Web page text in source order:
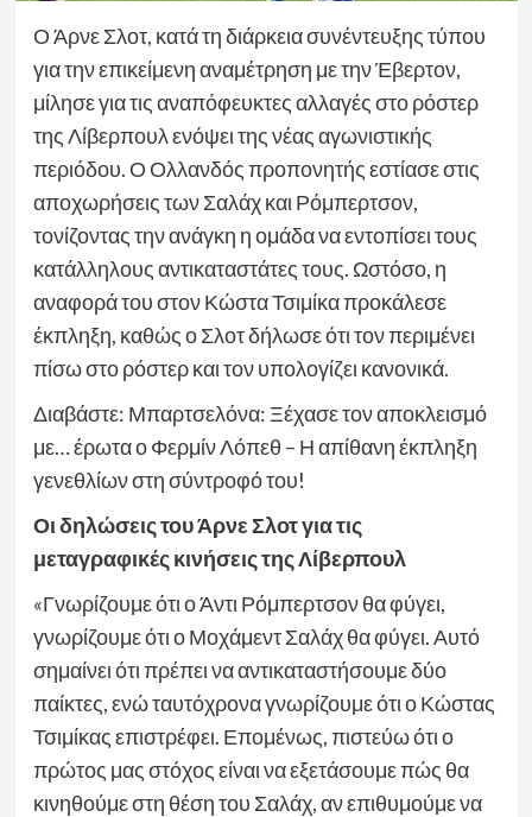
Ο Άρνε Σλοτ, κατά τη διάρκεια συνέντευξης τύπου
για την επικείμενη αναμέτρηση με την Έβερτον,
μίλησε για τις αναπόφευκτες αλλαγές στο ρόστερ
της Λίβερπουλ ενόψει της νέας αγωνιστικής
περιόδου. Ο Ολλανδός προπονητής εστίασε στις
αποχωρήσεις των Σαλάχ και Ρόμπερτσον,
τονίζοντας την ανάγκη η ομάδα να εντοπίσει τους
κατάλληλους αντικαταστάτες τους. Ωστόσο, η
αναφορά του στον Κώστα Τσιμίκα προκάλεσε
έκπληξη, καθώς ο Σλοτ δήλωσε ότι τον περιμένει
πίσω στο ρόστερ και τον υπολογίζει κανονικά.
Διαβάστε: Μπαρτσελόνα: Ξέχασε τον αποκλεισμό
με… έρωτα ο Φερμίν Λόπεθ – Η απίθανη έκπληξη
γενεθλίων στη σύντροφό του!
Οι δηλώσεις του Άρνε Σλοτ για τις
μεταγραφικές κινήσεις της Λίβερπουλ
«Γνωρίζουμε ότι ο Άντι Ρόμπερτσον θα φύγει,
γνωρίζουμε ότι ο Μοχάμεντ Σαλάχ θα φύγει. Αυτό
σημαίνει ότι πρέπει να αντικαταστήσουμε δύο
παίκτες, ενώ ταυτόχρονα γνωρίζουμε ότι ο Κώστας
Τσιμίκας επιστρέφει. Επομένως, πιστεύω ότι ο
πρώτος μας στόχος είναι να εξετάσουμε πώς θα
κινηθούμε στη θέση του Σαλάχ, αν επιθυμούμε να